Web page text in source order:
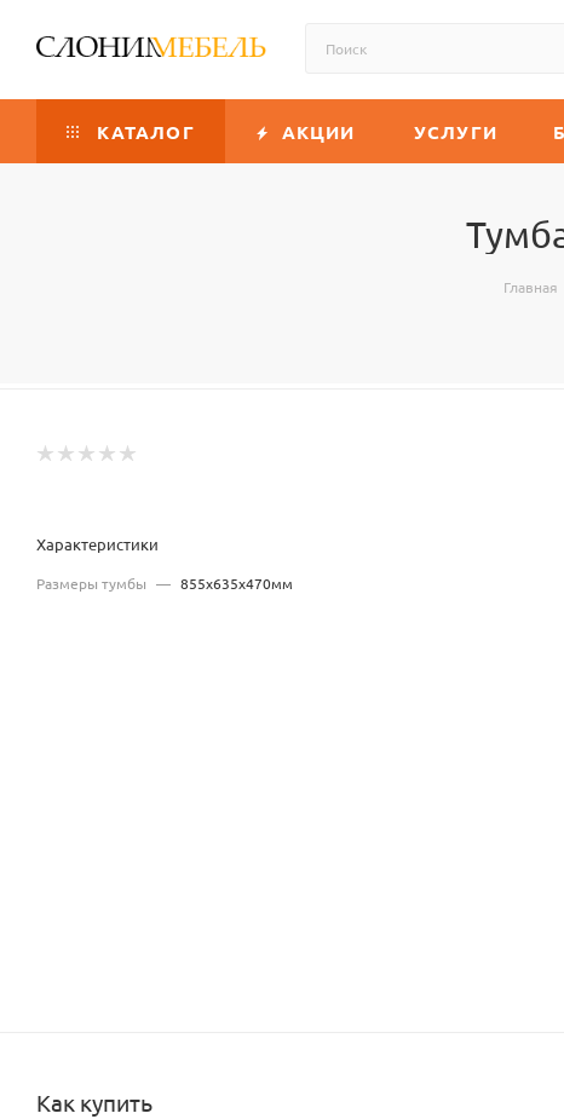
КАТАЛОГ АКЦИИ УСЛУГИ
Главная
Характеристики
Размеры тумбы — 855x635x470мм
Как купить